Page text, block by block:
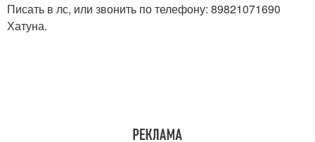
Писать в лс, или звонить по телефону: 89821071690
Хатуна.